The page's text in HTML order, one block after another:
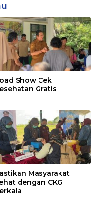
Show Cek
Gratis
Masyarakat
dengan CKG